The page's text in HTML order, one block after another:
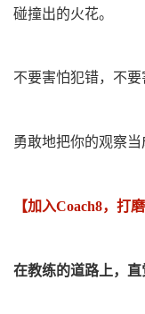
碰撞出的火花。
不要害怕犯错，不
勇敢地把你的观察当
【加入Coach8，打
在教练的道路上， 直